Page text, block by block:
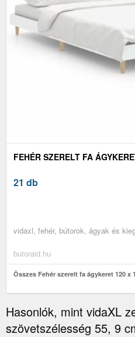
FEHÉR SZERELT FA
21 db
vidaxl, fehér, bútorok, ágyak és
butoraid.hu
Összes Fehér szerelt fa ágykeret 120 x
Hasonlók, mint vidaXL
szövetszélesség 55, 9